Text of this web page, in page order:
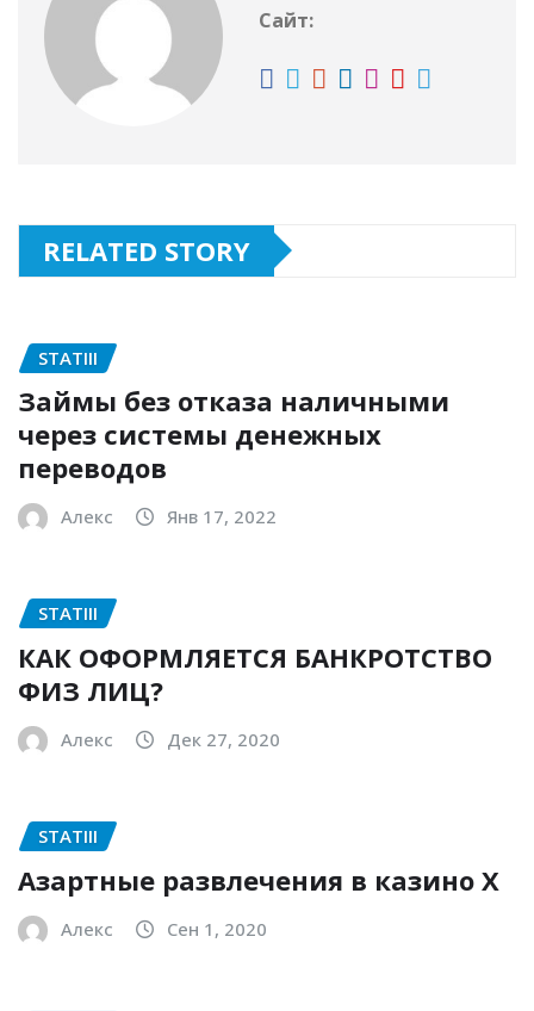
Сайт:
RELATED STORY
STATIII
Займы без отказа наличными
через системы денежных
переводов
Алекс Янв 17, 2022
STATIII
КАК ОФОРМЛЯЕТСЯ БАНКРОТСТВО
ФИЗ ЛИЦ?
Алекс Дек 27, 2020
STATIII
Азартные развлечения в казино Х
Алекс Сен 1, 2020